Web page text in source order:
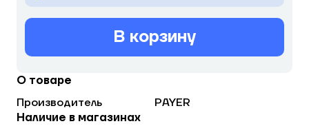
В корзину
О товаре
Производитель
PAYER
Наличие в магазинах